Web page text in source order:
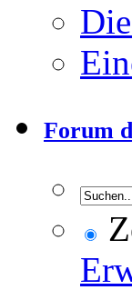
Forum